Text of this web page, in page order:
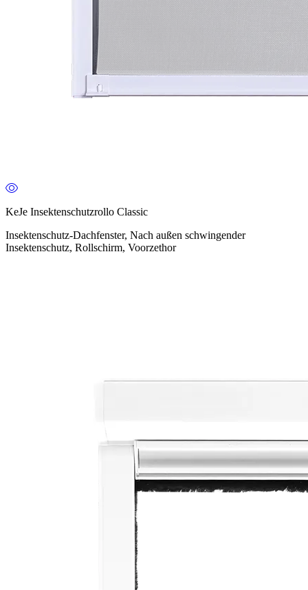
KeJe Insektenschutzrollo Classic
Insektenschutz-Dachfenster, Nach außen schwingender
Insektenschutz, Rollschirm, Voorzethor